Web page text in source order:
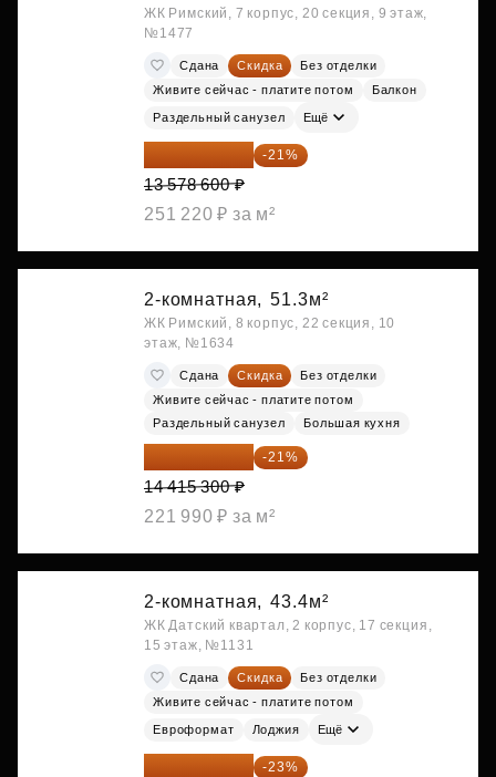
ЖК Римский, 7 корпус, 20 секция, 9 этаж,
№1477
Сдана Скидка
Без отделки
Живите сейчас - платите потом
Балкон
Раздельный санузел Ещё
10 727 094 ₽ -21%
13 578 600 ₽
251 220 ₽ за м²
2-комнатная, 51.3м²
ЖК Римский, 8 корпус, 22 секция, 10
этаж, №1634
Сдана Скидка
Без отделки
Живите сейчас - платите потом
Раздельный санузел
Большая кухня
11 388 087 ₽ -21%
14 415 300 ₽
221 990 ₽ за м²
2-комнатная, 43.4м²
ЖК Датский квартал, 2 корпус, 17 секция,
15 этаж, №1131
Сдана Скидка
Без отделки
Живите сейчас - платите потом
Евроформат Лоджия Ещё
11 689 616 ₽ -23%